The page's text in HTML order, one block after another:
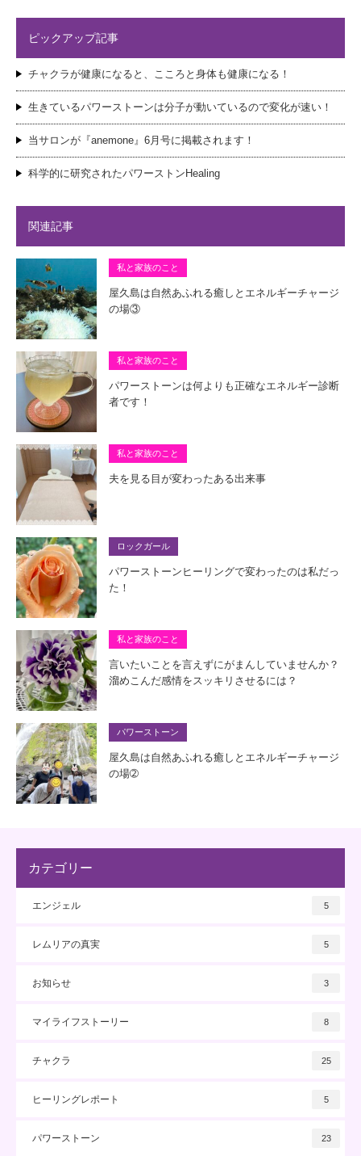
ピックアップ記事
チャクラが健康になると、こころと身体も健康になる！
生きているパワーストーンは分子が動いているので変化が速い！
当サロンが『anemone』6月号に掲載されます！
科学的に研究されたパワーストンHealing
関連記事
私と家族のこと
屋久島は自然あふれる癒しとエネルギーチャージ
の場③
私と家族のこと
パワーストーンは何よりも正確なエネルギー診断
者です！
私と家族のこと
夫を見る目が変わったある出来事
ロックガール
パワーストーンヒーリングで変わったのは私だっ
た！
私と家族のこと
言いたいことを言えずにがまんしていませんか？
溜めこんだ感情をスッキリさせるには？
パワーストーン
屋久島は自然あふれる癒しとエネルギーチャージ
の場➁
カテゴリー
エンジェル 5
レムリアの真実 5
お知らせ 3
マイライフストーリー 8
チャクラ 25
ヒーリングレポート 5
パワーストーン 23